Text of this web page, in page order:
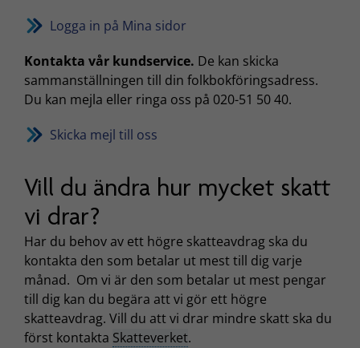
Logga in på Mina sidor
Kontakta vår kundservice. De kan skicka
sammanställningen till din folkbokföringsadress.
Du kan mejla eller ringa oss på 020-51 50 40.
Skicka mejl till oss
Vill du ändra hur mycket skatt
vi drar?
Har du behov av ett högre skatteavdrag ska du
kontakta den som betalar ut mest till dig varje
månad. Om vi är den som betalar ut mest pengar
till dig kan du begära att vi gör ett högre
skatteavdrag. Vill du att vi drar mindre skatt ska du
först kontakta Skatteverket.